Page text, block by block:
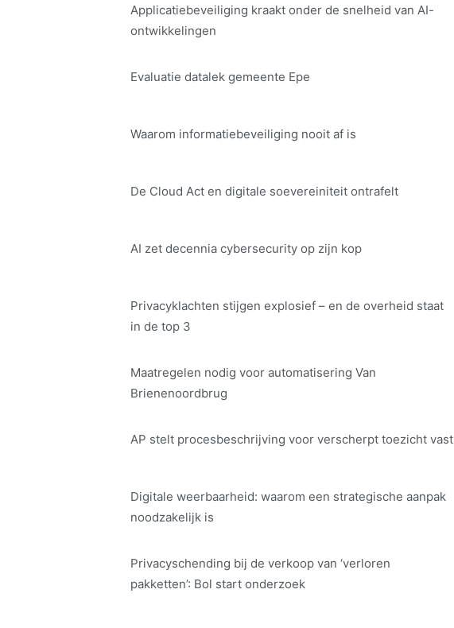
Applicatiebeveiliging kraakt onder de snelheid van AI-
ontwikkelingen
Evaluatie datalek gemeente Epe
Waarom informatiebeveiliging nooit af is
De Cloud Act en digitale soe­ve­rei­ni­teit ontrafelt
AI zet decennia cybersecurity op zijn kop
Privacyklachten stijgen explosief – en de overheid staat
in de top 3
Maatregelen nodig voor automatisering Van
Brienenoordbrug
AP stelt procesbeschrijving voor verscherpt toezicht vast
Digitale weerbaarheid: waarom een strategische aanpak
noodzakelijk is
Privacyschending bij de verkoop van ‘verloren
pakketten’: Bol start onderzoek